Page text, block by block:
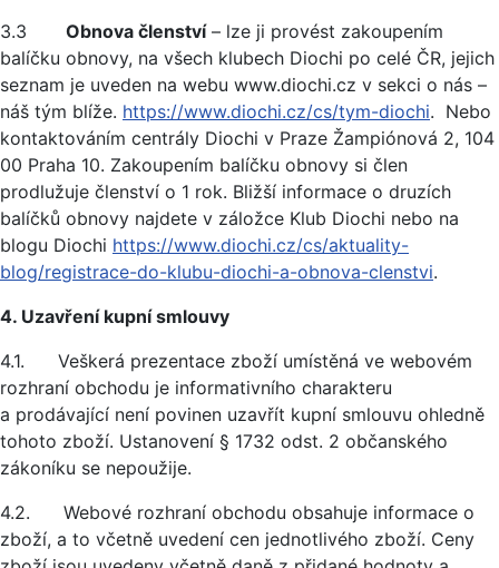
3.3 Obnova členství– lze ji provést zakoupením
balíčku obnovy, na všech klubech Diochi po celé ČR, jejich
seznam je uveden na webu www.diochi.cz v sekci o nás –
náš tým blíže. https://www.diochi.cz/cs/tym-diochi. Nebo
kontaktováním centrály Diochi v Praze Žampiónová 2, 104
00 Praha 10. Zakoupením balíčku obnovy si člen
prodlužuje členství o 1 rok. Bližší informace o druzích
balíčků obnovy najdete v záložce Klub Diochi nebo na
blogu Diochi https://www.diochi.cz/cs/aktuality-
blog/registrace-do-klubu-diochi-a-obnova-clenstvi.
4. Uzavření kupní smlouvy
4.1. Veškerá prezentace zboží umístěná ve webovém
rozhraní obchodu je informativního charakteru
a prodávající není povinen uzavřít kupní smlouvu ohledně
tohoto zboží. Ustanovení § 1732 odst. 2 občanského
zákoníku se nepoužije.
4.2. Webové rozhraní obchodu obsahuje informace o
zboží, a to včetně uvedení cen jednotlivého zboží. Ceny